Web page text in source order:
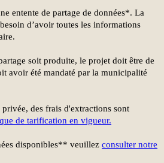
entente de partage de données*. La
d’avoir toutes les informations
soit produite, le projet doit être de
avoir été mandaté par la municipalité
des frais d'extractions sont
de tarification en vigueur.
disponibles** veuillez consulter notre